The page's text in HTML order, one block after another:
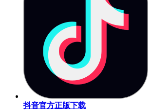
抖音官方正版下载